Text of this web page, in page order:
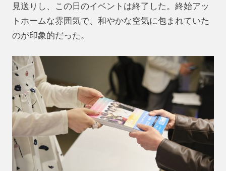
見送りし、この日のイベントは終了した。終始アッ
トホームな雰囲気で、和やかな空気に包まれていた
のが印象的だった。